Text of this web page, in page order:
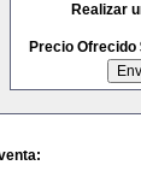
Realizar
Precio Ofrecido